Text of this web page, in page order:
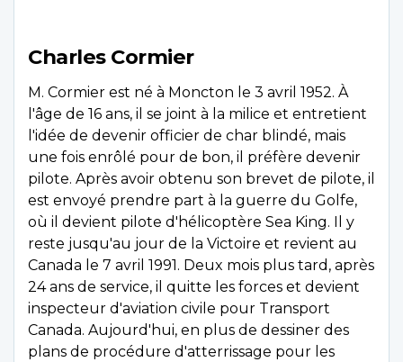
Charles Cormier
M. Cormier est né à Moncton le 3 avril 1952. À
l'âge de 16 ans, il se joint à la milice et entretient
l'idée de devenir officier de char blindé, mais
une fois enrôlé pour de bon, il préfère devenir
pilote. Après avoir obtenu son brevet de pilote, il
est envoyé prendre part à la guerre du Golfe,
où il devient pilote d'hélicoptère Sea King. Il y
reste jusqu'au jour de la Victoire et revient au
Canada le 7 avril 1991. Deux mois plus tard, après
24 ans de service, il quitte les forces et devient
inspecteur d'aviation civile pour Transport
Canada. Aujourd'hui, en plus de dessiner des
plans de procédure d'atterrissage pour les